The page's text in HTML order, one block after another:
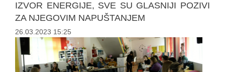
IZVOR ENERGIJE, SVE SU GLASNIJI POZIVI
ZA NJEGOVIM NAPUŠTANJEM
26.03.2023 15:25